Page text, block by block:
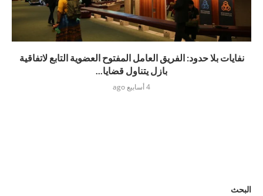
نفايات بلا حدود: الفريق العامل المفتوح العضوية التابع لاتفاقية
بازل يتناول قضايا...
4 أسابيع ago
البحث